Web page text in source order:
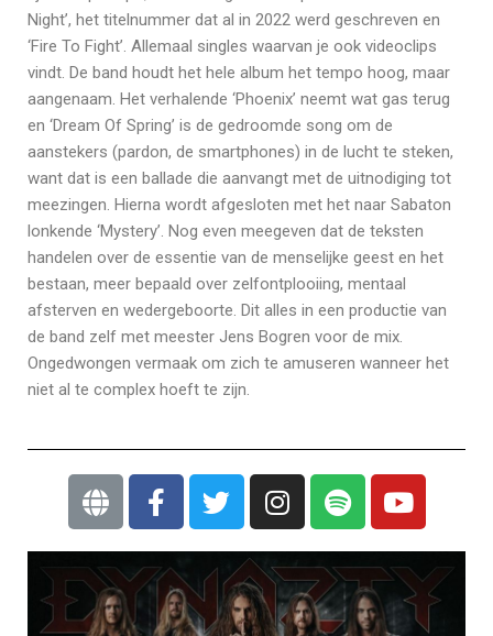
Night’, het titelnummer dat al in 2022 werd geschreven en
‘Fire To Fight’. Allemaal singles waarvan je ook videoclips
vindt. De band houdt het hele album het tempo hoog, maar
aangenaam. Het verhalende ‘Phoenix’ neemt wat gas terug
en ‘Dream Of Spring’ is de gedroomde song om de
aanstekers (pardon, de smartphones) in de lucht te steken,
want dat is een ballade die aanvangt met de uitnodiging tot
meezingen. Hierna wordt afgesloten met het naar Sabaton
lonkende ‘Mystery’. Nog even meegeven dat de teksten
handelen over de essentie van de menselijke geest en het
bestaan, meer bepaald over zelfontplooiing, mentaal
afsterven en wedergeboorte. Dit alles in een productie van
de band zelf met meester Jens Bogren voor de mix.
Ongedwongen vermaak om zich te amuseren wanneer het
niet al te complex hoeft te zijn.